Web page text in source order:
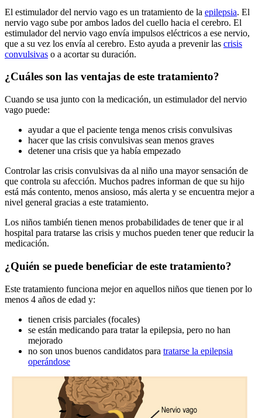
El estimulador del nervio vago es un tratamiento de la epilepsia. El
nervio vago sube por ambos lados del cuello hacia el cerebro. El
estimulador del nervio vago envía impulsos eléctricos a ese nervio,
que a su vez los envía al cerebro. Esto ayuda a prevenir las crisis
convulsivas o a acortar su duración.
¿Cuáles son las ventajas de este tratamiento?
Cuando se usa junto con la medicación, un estimulador del nervio
vago puede:
ayudar a que el paciente tenga menos crisis convulsivas
hacer que las crisis convulsivas sean menos graves
detener una crisis que ya había empezado
Controlar las crisis convulsivas da al niño una mayor sensación de
que controla su afección. Muchos padres informan de que su hijo
está más contento, menos ansioso, más alerta y se encuentra mejor a
nivel general gracias a este tratamiento.
Los niños también tienen menos probabilidades de tener que ir al
hospital para tratarse las crisis y muchos pueden tener que reducir la
medicación.
¿Quién se puede beneficiar de este tratamiento?
Este tratamiento funciona mejor en aquellos niños que tienen por lo
menos 4 años de edad y:
tienen crisis parciales (focales)
se están medicando para tratar la epilepsia, pero no han
mejorado
no son unos buenos candidatos para tratarse la epilepsia
operándose